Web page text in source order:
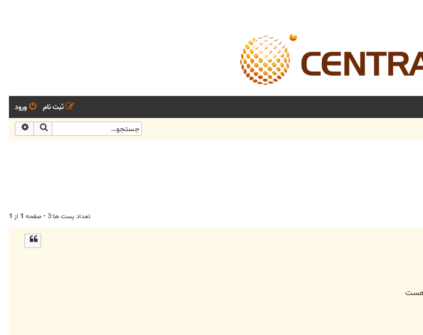
ورود
ثبت نام
جستجو
تعداد پست ها:3 • صفحه 1 از 1
هست